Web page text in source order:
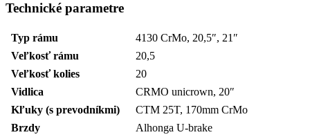
Technické parametre
Typ rámu
4130 CrMo, 20,5″, 21″
Veľkosť rámu
20,5
Veľkosť kolies
20
Vidlica
CRMO unicrown, 20″
Kľuky (s prevodníkmi)
CTM 25T, 170mm CrMo
Brzdy
Alhonga U-brake